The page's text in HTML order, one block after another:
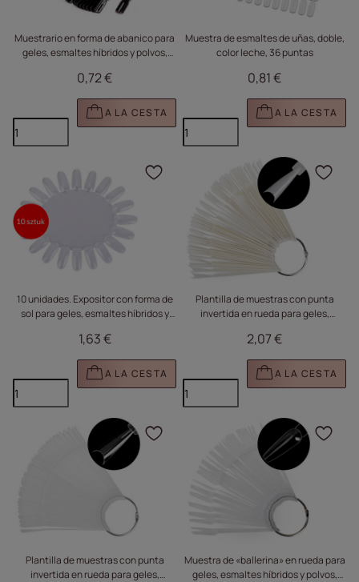
Muestrario en forma de abanico para
geles, esmaltes híbridos y polvos,
0,72 €
A LA CESTA
Muestra de esmaltes de uñas, doble,
color leche, 36 puntas
0,81 €
A LA CESTA
10 unidades. Expositor con forma de
sol para geles, esmaltes híbridos y
1,63 €
A LA CESTA
Haga clic para añadir
Plantilla de muestras con punta
invertida en rueda para geles,
leche, 50 unidades
2,07 €
A LA CESTA
Plantilla de muestras con punta
invertida en rueda para geles,
Haga clic para añadir
Muestra de «ballerina» en rueda para
geles, esmaltes híbridos y polvos,